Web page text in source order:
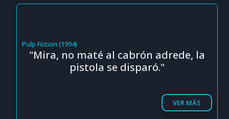
Pulp Fiction (1994)
"Mira, no maté al cabrón adrede, la
pistola se disparó."
VER MÁS